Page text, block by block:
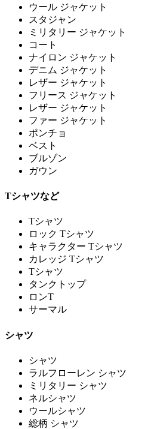
ウール ジャケット
スタジャン
ミリタリー ジャケット
コート
ナイロン ジャケット
デニム ジャケット
レザー ジャケット
フリース ジャケット
レザー ジャケット
ファー ジャケット
ポンチョ
ベスト
ブルゾン
ガウン
Tシャツなど
Tシャツ
ロック Tシャツ
キャラクター Tシャツ
カレッジ Tシャツ
Tシャツ
タンクトップ
ロンT
サーマル
シャツ
シャツ
ラルフローレン シャツ
ミリタリー シャツ
ネルシャツ
ウールシャツ
総柄 シャツ